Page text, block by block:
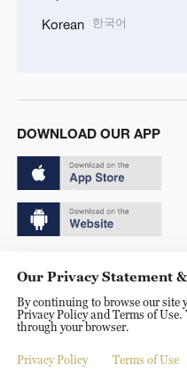
Korean 한국어
DOWNLOAD OUR APP
京ICP备20000184号
京公网安备 11010502050052
Disinformation report hotline:
Our Privacy Statement
By continuing to browse our site
Privacy Policy and Terms of
through your browser.
Privacy Policy Terms of Use